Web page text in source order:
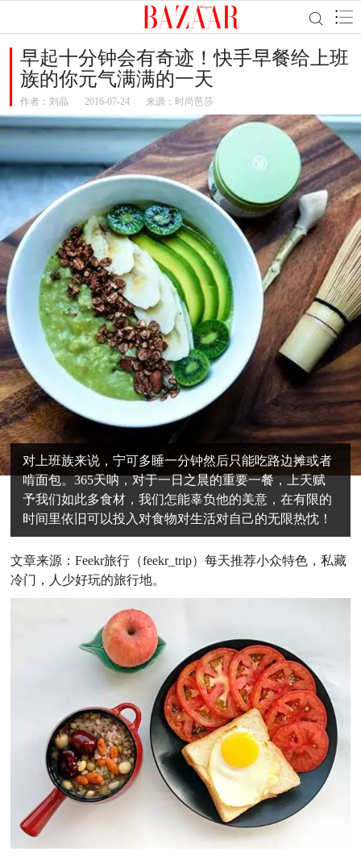
早起十分钟会有奇迹！快手早餐给上班
族的你元气满满的一天
作者： 刘晶 2016-07-24 来源：时尚芭莎
对上班族来说，宁可多睡一分钟然后只能吃路边摊或者
啃面包。365天呐，对于一日之晨的重要一餐，上天赋
予我们如此多食材，我们怎能辜负他的美意，在有限的
时间里依旧可以投入对食物对生活对自己的无限热忱！
文章来源：Feekr旅行（feekr_trip）每天推荐小众特色，私藏
冷门，人少好玩的旅行地。